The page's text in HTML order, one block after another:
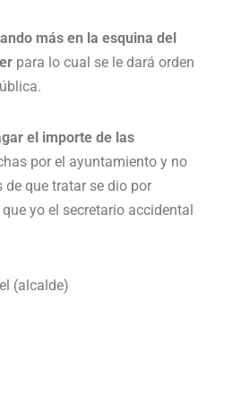
más en la esquina del
para lo cual se le dará orden
el importe de las
por el ayuntamiento y no
que tratar se dio por
yo el secretario accidental
(alcalde)